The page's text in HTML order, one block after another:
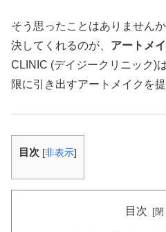
そう思ったことはありません
決してくれるのが、 アートメ
CLINIC (デイジークリニック)
限に引き出すアートメイクを
目次 [非表示]
目次